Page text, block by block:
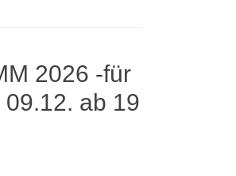
2026 -für
ab 19